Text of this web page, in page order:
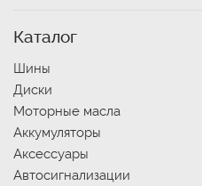
Каталог
Шины
Диски
Моторные масла
Аккумуляторы
Аксессуары
Автосигнализации